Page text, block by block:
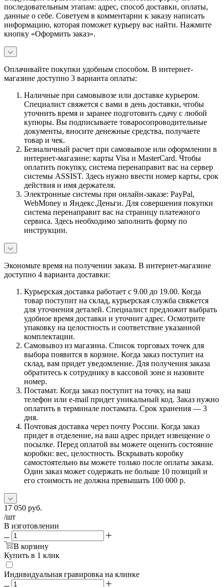
последовательным этапам: адрес, способ доставки, оплаты,
данные о себе. Советуем в комментарии к заказу написать
информацию, которая поможет курьеру вас найти. Нажмите
кнопку «Оформить заказ».
Оплачивайте покупки удобным способом. В интернет-
магазине доступно 3 варианта оплаты:
Наличные при самовывозе или доставке курьером.
Специалист свяжется с вами в день доставки, чтобы
уточнить время и заранее подготовить сдачу с любой
купюры. Вы подписываете товаросопроводительные
документы, вносите денежные средства, получаете
товар и чек.
Безналичный расчет при самовывозе или оформлении в
интернет-магазине: карты Visa и MasterCard. Чтобы
оплатить покупку, система перенаправит вас на сервер
системы ASSIST. Здесь нужно ввести номер карты, срок
действия и имя держателя.
Электронные системы при онлайн-заказе: PayPal,
WebMoney и Яндекс.Деньги. Для совершения покупки
система перенаправит вас на страницу платежного
сервиса. Здесь необходимо заполнить форму по
инструкции.
Экономьте время на получении заказа. В интернет-магазине
доступно 4 варианта доставки:
Курьерская доставка работает с 9.00 до 19.00. Когда
товар поступит на склад, курьерская служба свяжется
для уточнения деталей. Специалист предложит выбрать
удобное время доставки и уточнит адрес. Осмотрите
упаковку на целостность и соответствие указанной
комплектации.
Самовывоз из магазина. Список торговых точек для
выбора появится в корзине. Когда заказ поступит на
склад, вам придет уведомление. Для получения заказа
обратитесь к сотруднику в кассовой зоне и назовите
номер.
Постамат. Когда заказ поступит на точку, на ваш
телефон или e-mail придет уникальный код. Заказ нужно
оплатить в терминале постамата. Срок хранения — 3
дня.
Почтовая доставка через почту России. Когда заказ
придет в отделение, на ваш адрес придет извещение о
посылке. Перед оплатой вы можете оценить состояние
коробки: вес, целостность. Вскрывать коробку
самостоятельно вы можете только после оплаты заказа.
Один заказ может содержать не больше 10 позиций и
его стоимость не должна превышать 100 000 р.
17 050 руб.
/шт
В изготовлении
В корзину
Купить в 1 клик
Индивидуальная гравировка на клинке